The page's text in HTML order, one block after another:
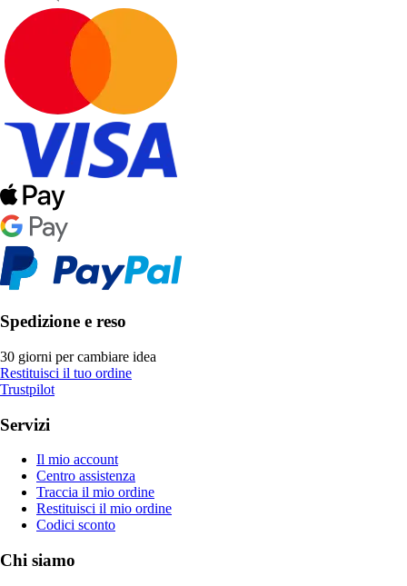
Spedizione e reso
30 giorni per cambiare idea
Restituisci il tuo ordine
Trustpilot
Servizi
Il mio account
Centro assistenza
Traccia il mio ordine
Restituisci il mio ordine
Codici sconto
Chi siamo